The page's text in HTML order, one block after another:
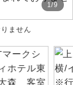
1/9
ません
いる文化遺産や自
す。
コースです。
ースです。
のみとな
ド決済を
もちまし